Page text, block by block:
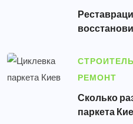
РЕМОНТ
Сколько
паркета